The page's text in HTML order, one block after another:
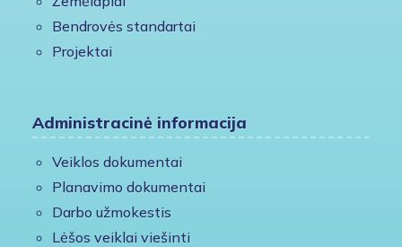
Bendrovės standartai
Projektai
Administracinė informacija
Veiklos dokumentai
Planavimo dokumentai
Darbo užmokestis
Lėšos veiklai viešinti